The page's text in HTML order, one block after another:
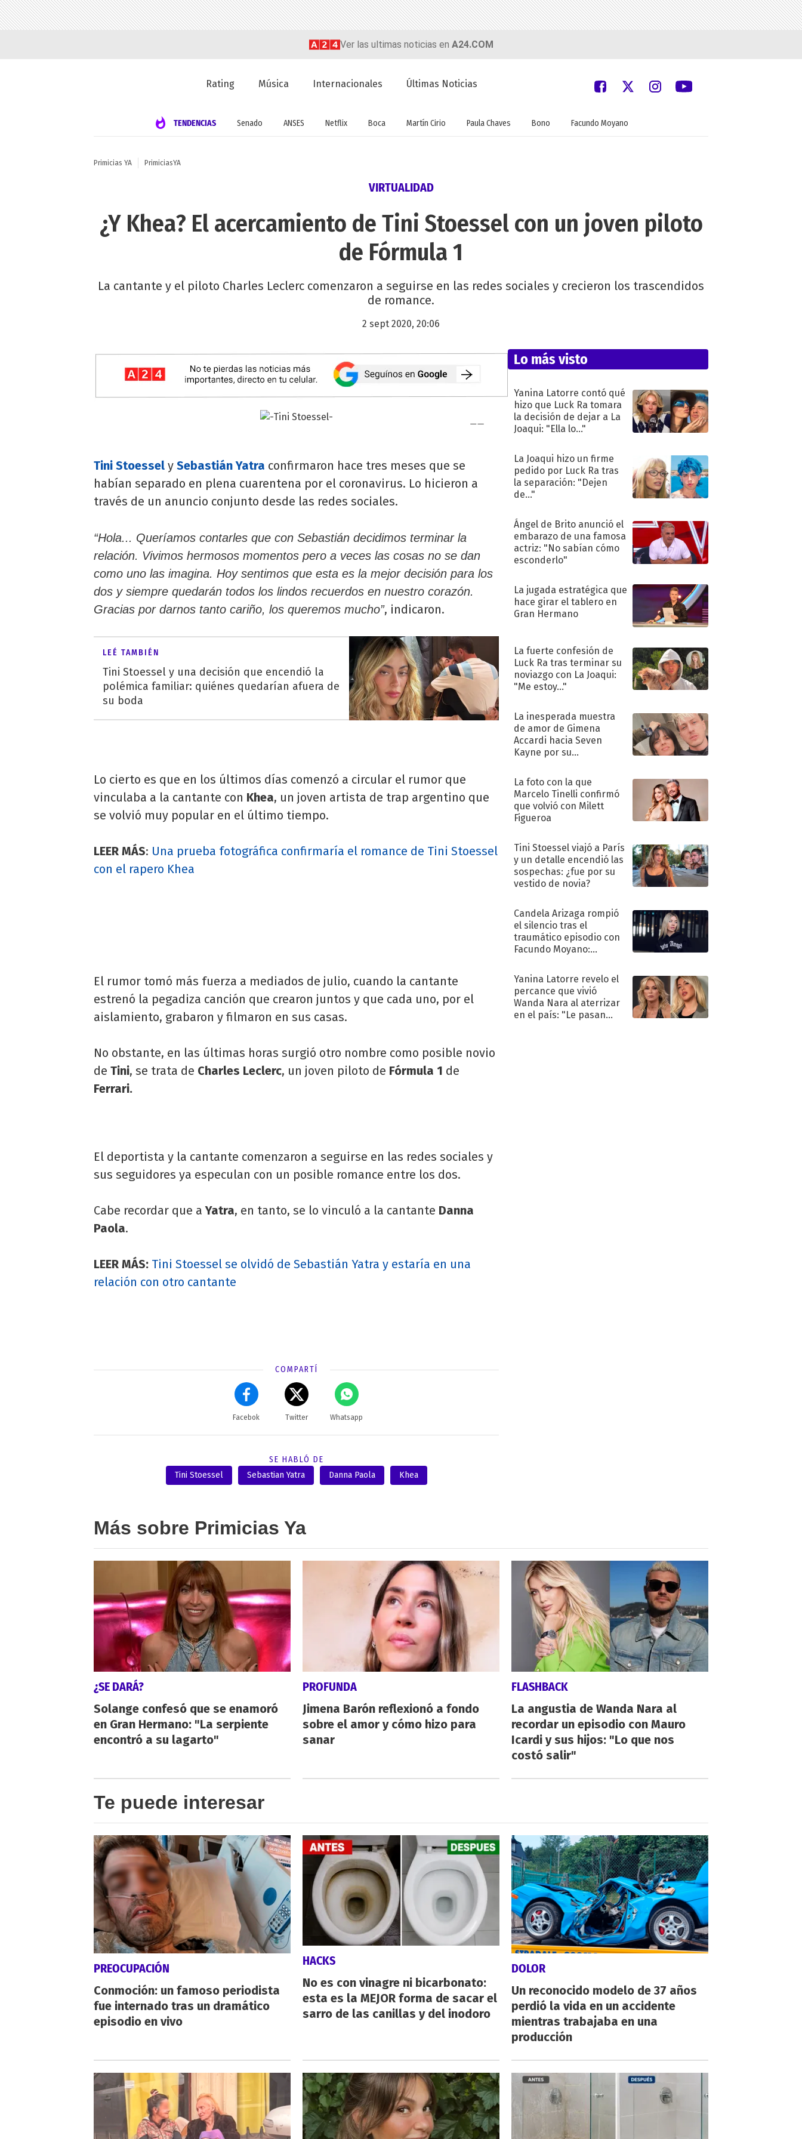
Ver las ultimas noticias en A24.COM
Rating Música Internacionales Últimas Noticias
TENDENCIAS Senado ANSES Netflix Boca Martín Cirio Paula Chaves Bono Facundo Moyano
Primicias YA PrimiciasYA
VIRTUALIDAD
¿Y Khea? El acercamiento de Tini Stoessel con un joven piloto
de Fórmula 1
La cantante y el piloto Charles Leclerc comenzaron a seguirse en las redes sociales y crecieron los trascendidos
de romance.
2 sept 2020, 20:06
Tini Stoessel y Sebastián Yatra confirmaron hace tres meses que se
habían separado en plena cuarentena por el coronavirus. Lo hicieron a
través de un anuncio conjunto desde las redes sociales.
“Hola... Queríamos contarles que con Sebastián decidimos terminar la
relación. Vivimos hermosos momentos pero a veces las cosas no se dan
como uno las imagina. Hoy sentimos que esta es la mejor decisión para los
dos y siempre quedarán todos los lindos recuerdos en nuestro corazón.
Gracias por darnos tanto cariño, los queremos mucho”, indicaron.
LEÉ TAMBIÉN
Tini Stoessel y una decisión que encendió la
polémica familiar: quiénes quedarían afuera de
su boda
Lo cierto es que en los últimos días comenzó a circular el rumor que
vinculaba a la cantante con Khea, un joven artista de trap argentino que
se volvió muy popular en el último tiempo.
LEER MÁS: Una prueba fotográfica confirmaría el romance de Tini Stoessel
con el rapero Khea
El rumor tomó más fuerza a mediados de julio, cuando la cantante
estrenó la pegadiza canción que crearon juntos y que cada uno, por el
aislamiento, grabaron y filmaron en sus casas.
No obstante, en las últimas horas surgió otro nombre como posible novio
de Tini, se trata de Charles Leclerc, un joven piloto de Fórmula 1 de
Ferrari.
El deportista y la cantante comenzaron a seguirse en las redes sociales y
sus seguidores ya especulan con un posible romance entre los dos.
Cabe recordar que aYatra, en tanto, se lo vinculó a la cantante Danna
Paola.
LEER MÁS: Tini Stoessel se olvidó de Sebastián Yatra y estaría en una
relación con otro cantante
COMPARTÍ
Facebok Twitter Whatsapp
SE HABLÓ DE
Tini Stoessel
Sebastian Yatra Danna Paola Khea
Lo más visto
Yanina Latorre contó qué
hizo que Luck Ra tomara
la decisión de dejar a La
Joaqui: "Ella lo..."
La Joaqui hizo un firme
pedido por Luck Ra tras
la separación: "Dejen
de..."
Ángel de Brito anunció el
embarazo de una famosa
actriz: "No sabían cómo
esconderlo"
La jugada estratégica que
hace girar el tablero en
Gran Hermano
La fuerte confesión de
Luck Ra tras terminar su
noviazgo con La Joaqui:
"Me estoy..."
La inesperada muestra
de amor de Gimena
Accardi hacia Seven
Kayne por su
La foto con la que
Marcelo Tinelli confirmó
que volvió con Milett
Figueroa
Tini Stoessel viajó a París
y un detalle encendió las
sospechas: ¿fue por su
vestido de novia?
Candela Arizaga rompió
el silencio tras el
traumático episodio con
Facundo Moyano:
Yanina Latorre revelo el
percance que vivió
Wanda Nara al aterrizar
en el país: "Le pasan
Más sobre Primicias Ya
¿SE DARÁ?
Solange confesó que se enamoró
en Gran Hermano: "La serpiente
encontró a su lagarto"
PROFUNDA
Jimena Barón reflexionó a fondo
sobre el amor y cómo hizo para
sanar
FLASHBACK
La angustia de Wanda Nara al
recordar un episodio con Mauro
Icardi y sus hijos: "Lo que nos
costó salir"
Te puede interesar
PREOCUPACIÓN
Conmoción: un famoso periodista
fue internado tras un dramático
episodio en vivo
HACKS
No es con vinagre ni bicarbonato:
esta es la MEJOR forma de sacar el
sarro de las canillas y del inodoro
DOLOR
Un reconocido modelo de 37 años
perdió la vida en un accidente
mientras trabajaba en una
producción